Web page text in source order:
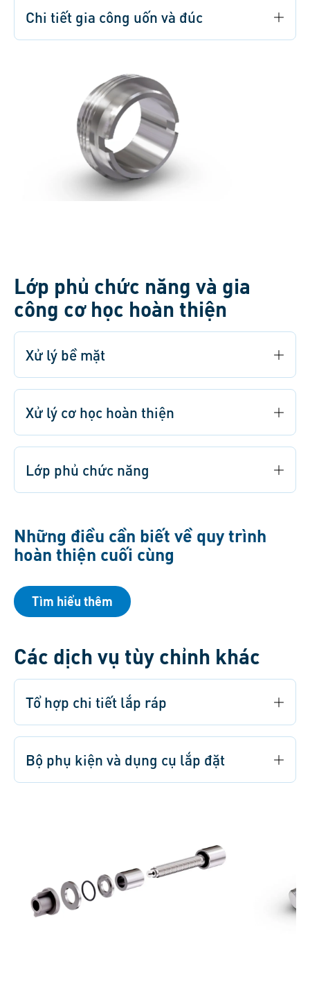
Chi tiết gia công uốn và đúc
Lớp phủ chức năng và gia
công cơ học hoàn thiện
Xử lý bề mặt
Xử lý cơ học hoàn thiện
Lớp phủ chức năng
Những điều cần biết về quy trình
hoàn thiện cuối cùng
Tìm hiểu thêm
Các dịch vụ tùy chỉnh khác
Tổ hợp chi tiết lắp ráp
Bộ phụ kiện và dụng cụ lắp đặt